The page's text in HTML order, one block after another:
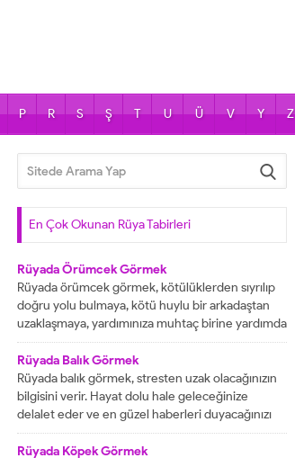
P R S Ş T U Ü V Y Z
En Çok Okunan Rüya Tabirleri
Rüyada Örümcek Görmek
Rüyada örümcek görmek, kötülüklerden sıyrılıp
doğru yolu bulmaya, kötü huylu bir arkadaştan
uzaklaşmaya, yardımınıza muhtaç birine yardımda
bulunmaya işarettir. Rüyada örümcekler görmek
yani çok sayıda örümcekler görülmesi kısa
zamanda haneye gelecek bolluk ve berekete,
aile içinden birine gelecek paraya tabir edilir.
Rüyada evde örümcek görmek, düşmanı
tarafından kötülüğe uğramaya, sıkıntılar içine...
Rüyada Balık Görmek
Rüyada balık görmek, stresten uzak olacağınızın
bilgisini verir. Hayat dolu hale geleceğinize
delalet eder ve en güzel haberleri duyacağınızı
göstermektedir. Büyük bir mutluluğa
ulaşacağınıza delalet eder ve kısmetlerinizin
Rüyada Köpek Görmek